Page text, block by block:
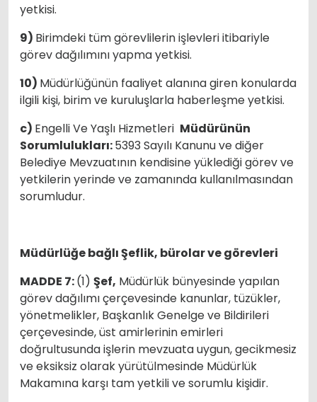
yetkisi.
9) Birimdeki tüm görevlilerin işlevleri itibariyle
görev dağılımını yapma yetkisi.
10) Müdürlüğünün faaliyet alanına giren konularda
ilgili kişi, birim ve kuruluşlarla haberleşme yetkisi.
c) Engelli Ve Yaşlı Hizmetleri Müdürünün
Sorumlulukları:5393 Sayılı Kanunu ve diğer
Belediye Mevzuatının kendisine yüklediği görev ve
yetkilerin yerinde ve zamanında kullanılmasından
sorumludur.
Müdürlüğe bağlı Şeflik, bürolar ve görevleri
MADDE 7:(1) Şef, Müdürlük bünyesinde yapılan
görev dağılımı çerçevesinde kanunlar, tüzükler,
yönetmelikler, Başkanlık Genelge ve Bildirileri
çerçevesinde, üst amirlerinin emirleri
doğrultusunda işlerin mevzuata uygun, gecikmesiz
ve eksiksiz olarak yürütülmesinde Müdürlük
Makamına karşı tam yetkili ve sorumlu kişidir.